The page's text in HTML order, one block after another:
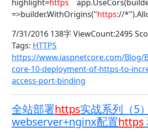
highlight=https
=>builder.WithOrigins("https://
7/31/2016 138字 ViewCount:2495
Tags: HTTPS
https://www.iaspnetcore.com/Blog/
core-10-deployment-of-https-to-
access-port-binding
全站部署https实战系列（5
webserver+nginx配置https